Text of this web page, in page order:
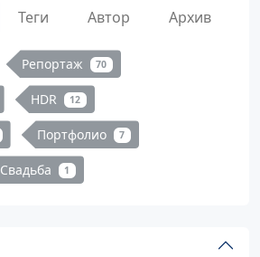
Теги Автор Архив
Репортаж 70
HDR 12
Портфолио 7
Свадьба 1